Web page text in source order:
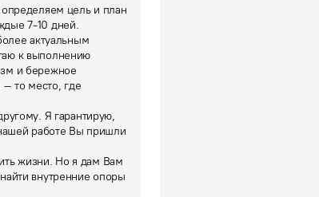
цель и план
7-10 дней.
актуальным
к выполнению
и бережное
то место, где
Я гарантирую,
работе Вы пришли
жизни. Но я дам Вам
внутренние опоры